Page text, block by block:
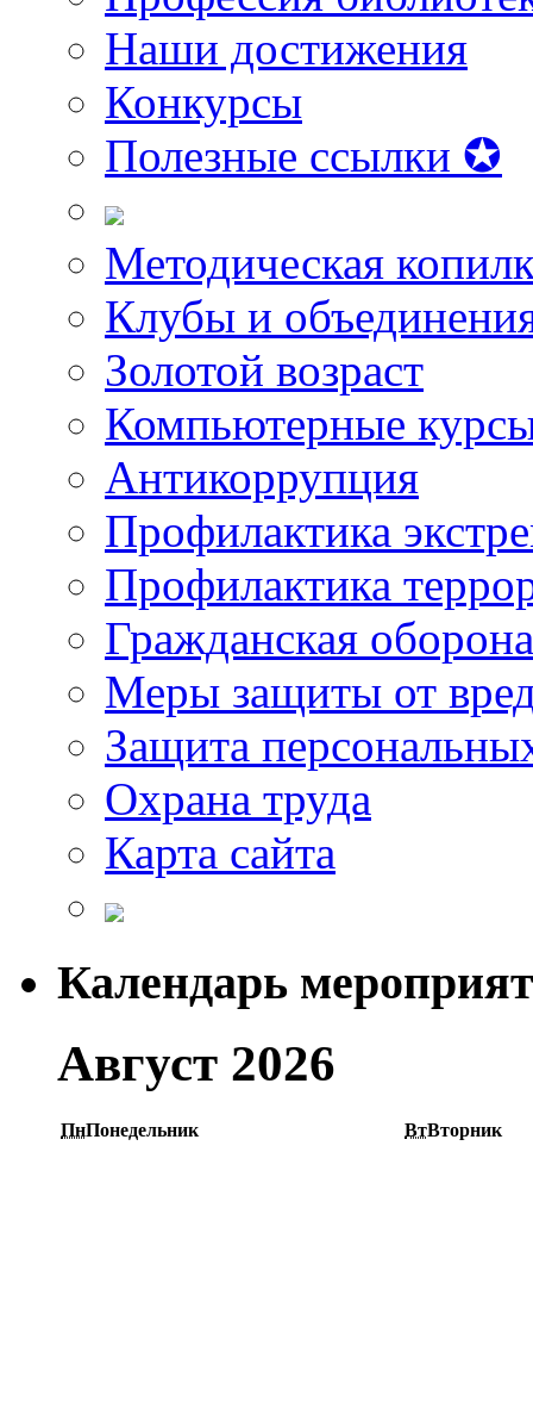
Наши достижения
Конкурсы
Полезные ссылки ✪
Методическая
Клубы и
Золотой возраст
Компьютерные
Антикоррупция
Профилактика
Профилактика
Гражданская оборона
Меры защиты от
Защита
Охрана труда
Карта сайта
Календарь
Август 2026
ПнПонедельник ВтВторник